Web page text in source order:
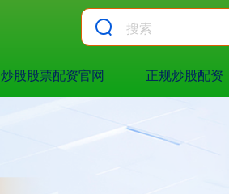
炒股股票配资官网 正规炒股配资